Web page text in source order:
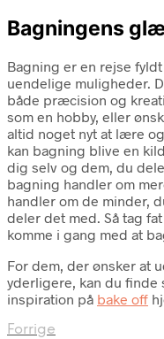
Bagningens
Bagning er en rejse
uendelige muligheder.
både præcision og
som en hobby, eller
altid noget nyt at lære
kan bagning blive en
dig selv og dem, du
bagning handler om
handler om de minder,
deler det med. Så tag
komme i gang med at
For dem, der ønsker at
yderligere, kan du
inspiration på bake off
Forrige